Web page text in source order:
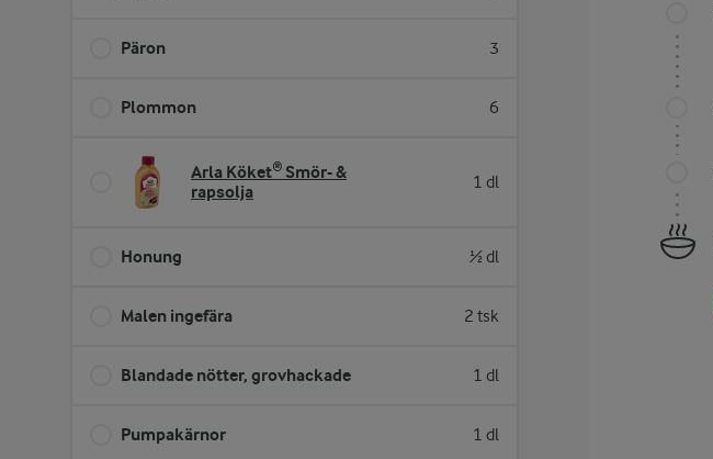
Päron 3
Plommon 6
Arla Köket® Smör- &
rapsolja
1 dl
Honung ½ dl
Malen ingefära 2 tsk
Blandade nötter, grovhackade 1 dl
Pumpakärnor 1 dl